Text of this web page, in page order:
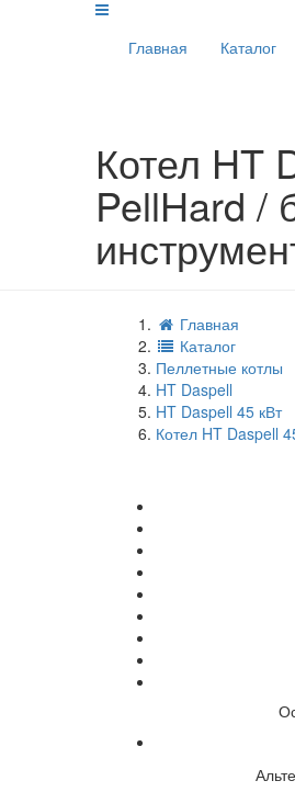
Главная Каталог
Котел HT
PellHard /
Главная
Каталог
Пеллетные котлы
HT Daspell
HT Daspell 45 кВт
Котел HT Daspell